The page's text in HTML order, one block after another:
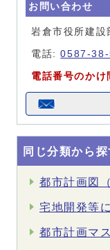
お問い合わせ
岩倉市役所建設
電話:0587-
電話番号のかけ
同じ分類から探
都市計画図
宅地開発等
都市計画マ